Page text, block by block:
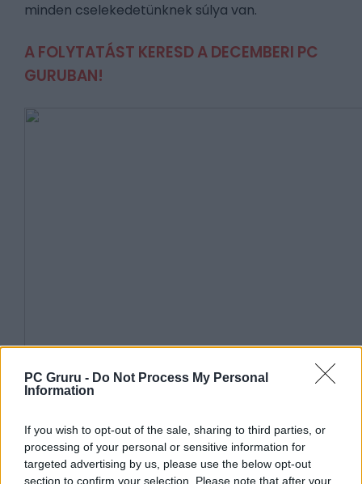
PC Gruru - Do Not Process My Personal
Information
If you wish to opt-out of the sale, sharing to third parties, or
processing of your personal or sensitive information for
targeted advertising by us, please use the below opt-out
section to confirm your selection. Please note that after your
minden cselekedetünknek súlya van.
A FOLYTATÁST KERESD A DECEMBERI PC
GURUBAN!